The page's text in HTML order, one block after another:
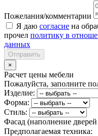
Пожелания/комментарии
Я даю согласие на
прочел политику в
данных
Отправить
×
Расчет цены мебели
Пожалуйста, заполните
Изделие:
Форма:
Стиль:
Фасад (наполнение
Предполагаемая техника: